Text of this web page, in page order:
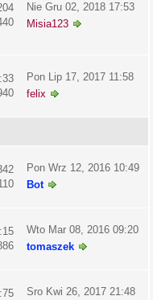
Nie Gru 02, 2018 17:53
Misia123
Pon Lip 17, 2017 11:58
felix
Pon Wrz 12, 2016 10:49
Bot
Wto Mar 08, 2016 09:20
tomaszek
Sro Kwi 26, 2017 21:48